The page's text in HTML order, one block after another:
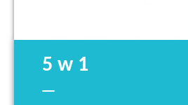
5 w 1